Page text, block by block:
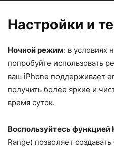
Настройки и
Ночной режим: в условиях
попробуйте использовать
ваш iPhone поддерживает
получить более яркие и
время суток.
Воспользуйтесь функцией
Range) позволяет